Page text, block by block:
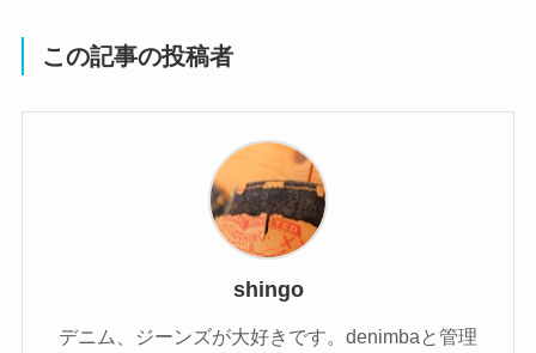
この記事の投稿者
shingo
デニム、ジーンズが大好きです。denimbaと管理